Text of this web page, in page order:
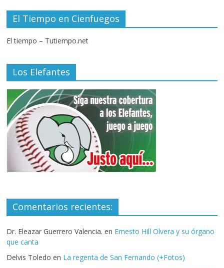
El Tiempo en Cienfuegos
El tiempo – Tutiempo.net
Los Elefantes
Comentarios recientes:
Dr. Eleazar Guerrero Valencia. en Ernesto Hill Olvera y su órgano
que canta
Delvis Toledo en La regenta de San Fernando (+Fotos)